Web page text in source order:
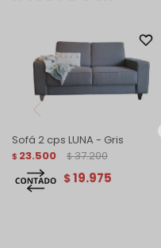
Sofá 2 cps LUNA - Gris
$ 23.500 $ 37.200
$19.975